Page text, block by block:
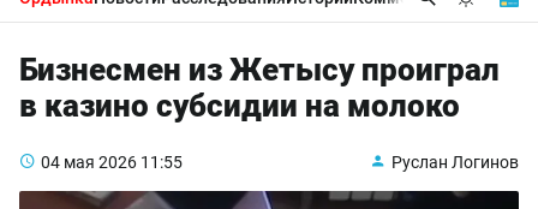
Бизнесмен из Жетысу проиграл
в казино субсидии на молоко
04 мая 2026 11:55 Руслан Логинов